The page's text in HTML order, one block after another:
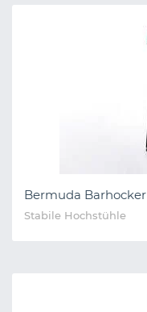
Bermuda Barhocker
Stabile Hochstühle